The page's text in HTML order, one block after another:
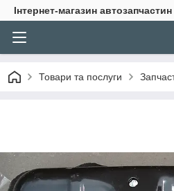
Інтернет-магазин
Товари та послуги